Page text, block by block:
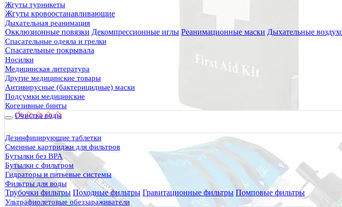
Жгуты турникеты
Жгуты кровоостанавливающие
Дыхательная реанимация
Окклюзионные повязки Декомпрессионные иглы Реанимационные маски Дыхательные
Спасательные одеяла и грелки
Спасательные покрывала
Носилки
Медицинская литература
Другие медицинские товары
Антивирусные (бактерицидные) маски
Подсумки медицинские
Когезивные бинты
Очистка воды
Дезинфицирующие таблетки
Сменные картриджи для фильтров
Бутылки без BPA
Бутылки с фильтром
Гидраторы и питьевые системы
Фильтры для воды
Трубочки фильтры Походные фильтры Гравитационные фильтры Помповые фильтры
Ультрафиолетовые обеззараживатели